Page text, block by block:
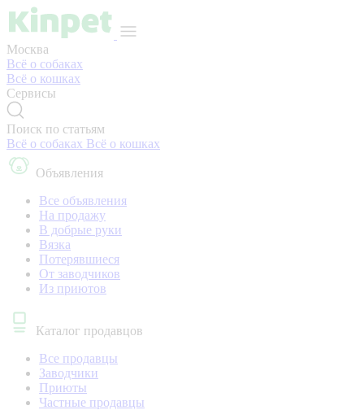
Москва
Всё о собаках
Всё о кошках
Сервисы
Поиск по статьям
Всё о собаках Всё о кошках
Объявления
Все объявления
На продажу
В добрые руки
Вязка
Потерявшиеся
От заводчиков
Из приютов
Каталог продавцов
Все продавцы
Заводчики
Приюты
Частные продавцы